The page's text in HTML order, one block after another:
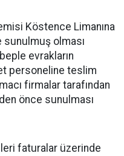
Köstence Limanına
olması
evrakların
personeline teslim
firmalar tarafından
önce sunulması
faturalar üzerinde